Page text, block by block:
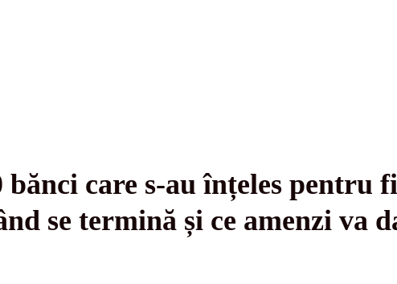
bănci care s-au înțeles pentru
se termină și ce amenzi va